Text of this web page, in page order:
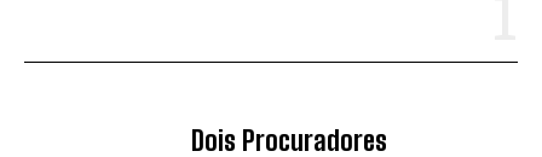
Dois Procuradores